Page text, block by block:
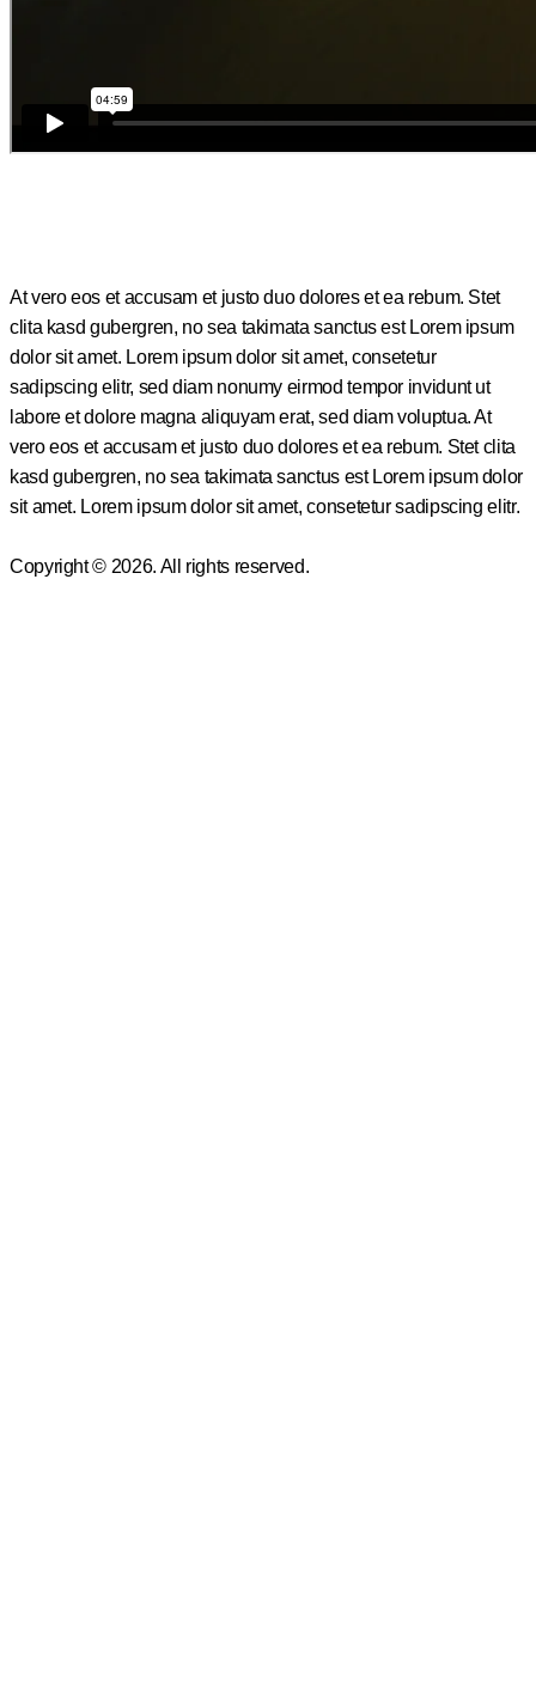
At vero eos et accusam et justo duo dolores et ea rebum. Stet
clita kasd gubergren, no sea takimata sanctus est Lorem ipsum
dolor sit amet. Lorem ipsum dolor sit amet, consetetur
sadipscing elitr, sed diam nonumy eirmod tempor invidunt ut
labore et dolore magna aliquyam erat, sed diam voluptua. At
vero eos et accusam et justo duo dolores et ea rebum. Stet clita
kasd gubergren, no sea takimata sanctus est Lorem ipsum dolor
sit amet. Lorem ipsum dolor sit amet, consetetur sadipscing elitr.
Copyright © 2026. All rights reserved.